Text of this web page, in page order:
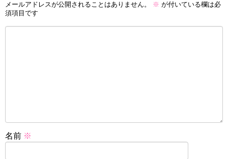
メールアドレスが公開されることはありません。 ※ が付いている欄は必
須項目です
名前 ※